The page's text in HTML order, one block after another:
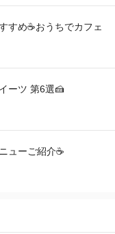
すめ☕おうちでカフェ
ーツ 第6選🍰
ューご紹介☕